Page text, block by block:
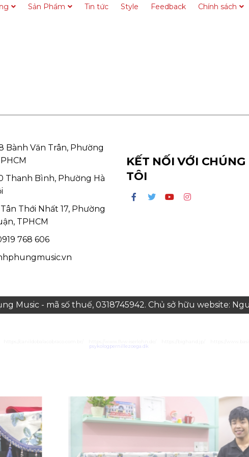
Sản Phẩm Tin tức Style Feedback Chính sách
Bành Văn Trân, Phường
Thanh Bình, Phường Hà
Thới Nhất 17, Phường
TPHCM
768 606
KẾT NỐI VỚI CHÚNG
TÔI
Music - mã số thuế, 0318745942. Chủ sở hữu website:
psykologpernillezoega.dk